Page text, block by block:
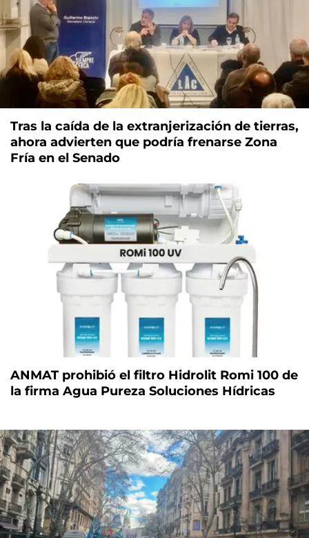
Tras la caída de la extranjerización de tierras,
ahora advierten que podría frenarse Zona
Fría en el Senado
ANMAT prohibió el filtro Hidrolit Romi 100 de
la firma Agua Pureza Soluciones Hídricas